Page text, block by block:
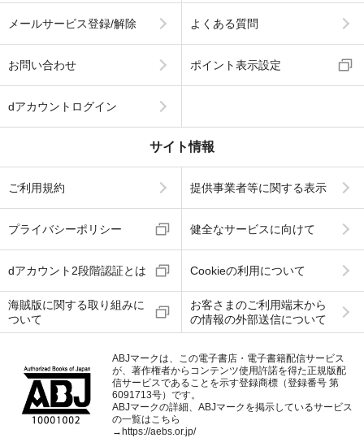
メールサービス登録/解除 よくある質問
お問い合わせ ポイント表示設定
dアカウントログイン
サイト情報
ご利用規約 提供事業者等に関する表示
プライバシーポリシー 健全なサービスに向けて
dアカウント2段階認証とは Cookieの利用について
海賊版に関する取り組みに
ついて
お客さまのご利用端末から
の情報の外部送信について
ABJマークは、この電子書店・電子書籍配信サービス
が、著作権者からコンテンツ使用許諾を得た正規版配
信サービスであることを示す登録商標（登録番号 第
6091713号）です。
ABJマークの詳細、ABJマークを掲示しているサービス
の一覧はこちら
→https://aebs.or.jp/